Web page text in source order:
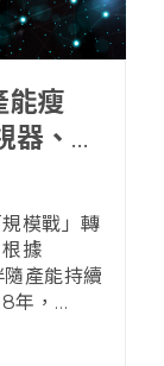
瘦
、筆
模戰」轉
據
產能持續
年，
給則持續